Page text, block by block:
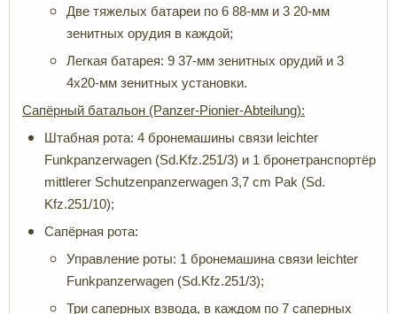
Две тяжелых батареи по 6 88-мм и 3 20-мм
зенитных орудия в каждой;
Легкая батарея: 9 37-мм зенитных орудий и 3
4х20-мм зенитных установки.
Сапёрный батальон (Panzer-Pionier-Abteilung):
Штабная рота: 4 бронемашины связи leichter
Funkpanzerwagen (Sd.Kfz.251/3) и 1 бронетранспортёр
mittlerer Schutzenpanzerwagen 3,7 cm Pak (Sd.
Kfz.251/10);
Сапёрная рота:
Управление роты: 1 бронемашина связи leichter
Funkpanzerwagen (Sd.Kfz.251/3);
Три саперных взвода, в каждом по 7 саперных